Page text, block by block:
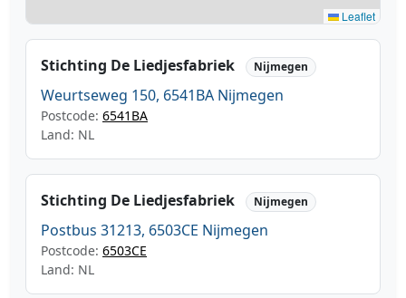
Leaflet
Stichting De Liedjesfabriek Nijmegen
Weurtseweg 150, 6541BA Nijmegen
Postcode: 6541BA
Land: NL
Stichting De Liedjesfabriek Nijmegen
Postbus 31213, 6503CE Nijmegen
Postcode: 6503CE
Land: NL